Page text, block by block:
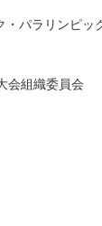
パラリンピッ
会組織委員会